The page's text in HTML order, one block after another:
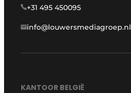
+31 495 450095
info@louwersmediagroep.nl
KANTOOR BELGIË